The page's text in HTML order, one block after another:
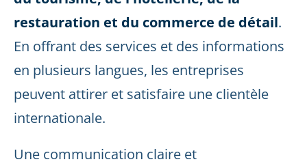
restauration et du commerce de détail.
En offrant des services et des informations
en plusieurs langues, les entreprises
peuvent attirer et satisfaire une clientèle
internationale.
Une communication claire et